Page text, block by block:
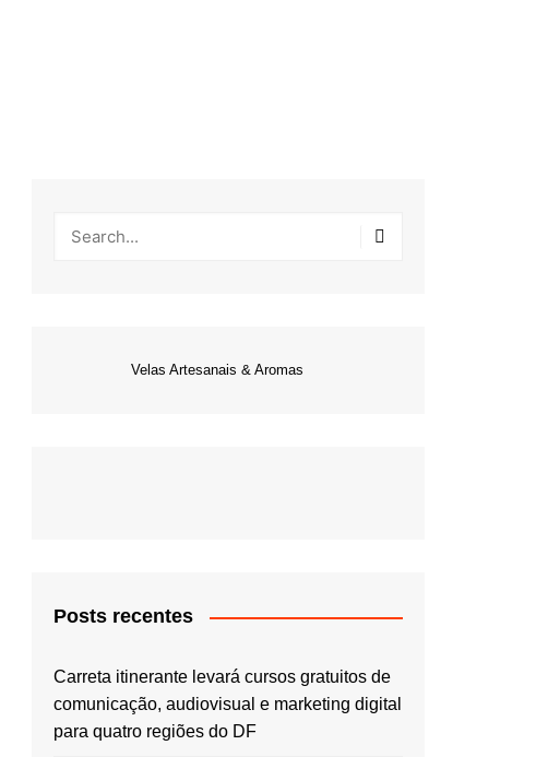
Velas Artesanais & Aromas
Posts recentes
Carreta itinerante levará cursos gratuitos de
comunicação, audiovisual e marketing digital
para quatro regiões do DF